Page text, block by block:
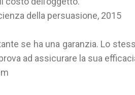
della persuasione, 2015
se ha una garanzia. Lo
ad assicurare la sua